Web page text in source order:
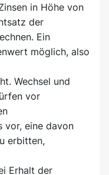
in Höhe von
der
Ein
möglich, also
Wechsel und
vor
vor, eine davon
erbitten,
Erhalt der